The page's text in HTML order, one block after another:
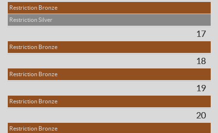
Restriction Silver
Restriction Bronze
Restriction Bronze
Restriction Bronze
Restriction Bronze
Restriction Bronze
17
18
19
20